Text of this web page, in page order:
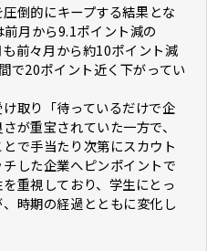
倒的にキープする結果とな
月から9.1ポイント減の
前々月から約10ポイント減
で20ポイント近く下がってい
取り「待っているだけで企
が重宝されていた一方で、
で手当たり次第にスカウト
した企業へピンポイントで
重視しており、学生にとっ
時期の経過とともに変化し